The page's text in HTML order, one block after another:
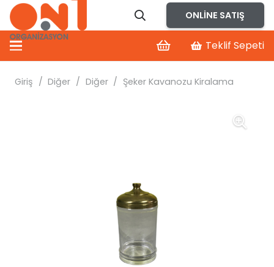
ONLINE SATIŞ
Teklif Sepeti
Giriş / Diğer / Diğer / Şeker Kavanozu Kiralama